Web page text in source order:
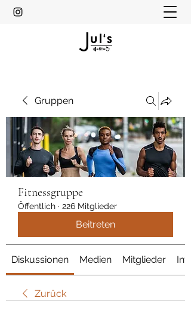
Gruppen
Fitnessgruppe
Öffentlich · 226 Mitglieder
Beitreten
Diskussionen Medien Mitglieder Info
Zurück